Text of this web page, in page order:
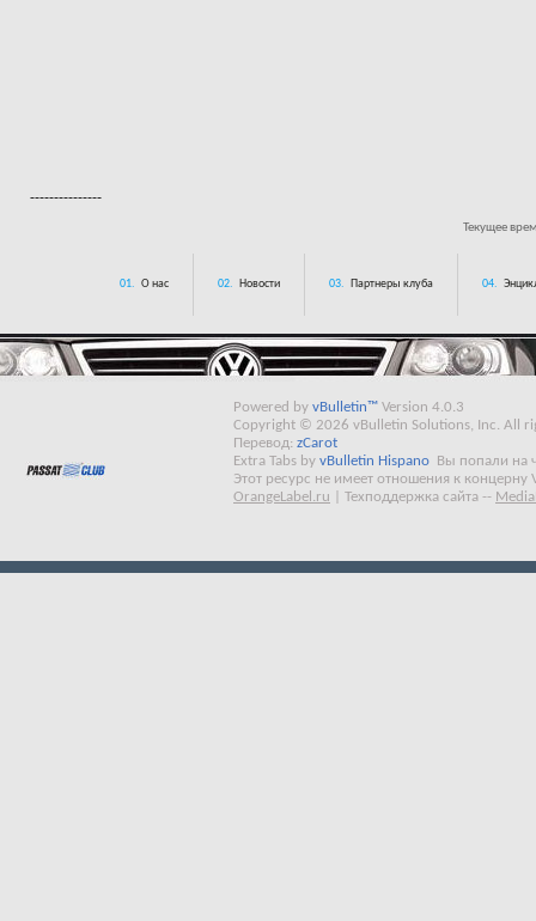
---------------
Текущее
01. О нас 02. Новости 03. Партнеры клуба 04.
Powered by vBulletin™ Version 4.0.3
Copyright © 2026 vBulletin Solutions, Inc. All
Перевод: zCarot
Extra Tabs by vBulletin Hispano
Вы попали на
Этот ресурс не имеет отношения к концерну
OrangeLabel.ru
Техподдержка сайта --